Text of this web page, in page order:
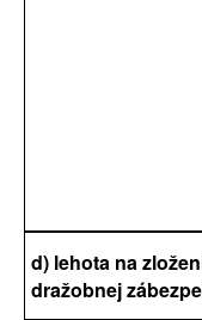
d) lehota na
dražobnej